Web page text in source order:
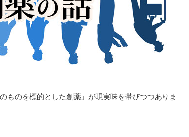
ものを標的とした創薬」が現実味を帯びつつありま